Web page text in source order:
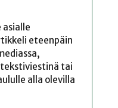
asialle
eteenpäin
tai
alla olevilla